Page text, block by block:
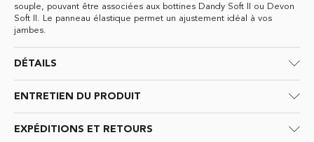
souple, pouvant être associées aux bottines Dandy Soft II ou Devon
Soft II. Le panneau élastique permet un ajustement idéal à vos
jambes.
DÉTAILS
ENTRETIEN DU PRODUIT
EXPÉDITIONS ET RETOURS